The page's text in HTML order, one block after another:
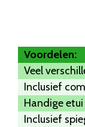
Voordelen:
Veel
Inclusief
Handige
Inclusief